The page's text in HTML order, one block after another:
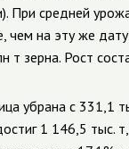
При средней
чем на эту же
т зерна. Рост
убрана с 331,1
1 146,5 тыс.